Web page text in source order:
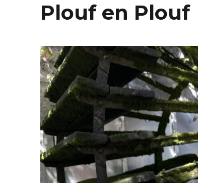
Plouf en Plouf